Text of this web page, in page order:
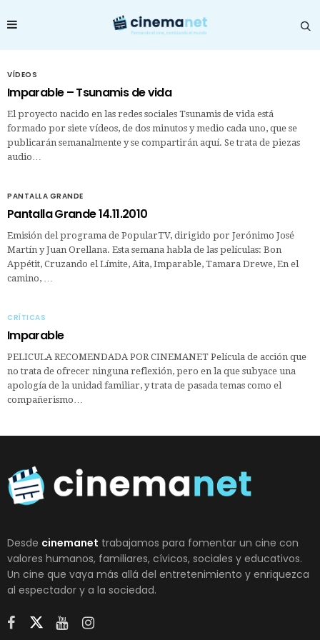
VÍDEOS
Imparable – Tsunamis de vida
El proyecto nacido en las redes sociales Tsunamis de vida está
formado por siete vídeos, de dos minutos y medio cada uno, que se
publicarán semanalmente y se compartirán aquí. Se trata de piezas
audio…
PANTALLA GRANDE
Pantalla Grande 14.11.2010
Emisión del programa de PopularTV, dirigido por Jerónimo José
Martín y Juan Orellana. Esta semana habla de las películas: Bon
Appétit, Cruzando el Límite, Aita, Imparable, Tamara Drewe, En el
camino, …
CRÍTICAS
Imparable
PELICULA RECOMENDADA POR CINEMANET Película de acción que
no trata de ofrecer ninguna reflexión, pero en la que subyace una
apología de la unidad familiar, y trata de pasada temas como el
compañerismo…
Desde cinemanet trabajamos para fomentar un cine con
valores humanos, familiares, cívicos, sociales y educativos.
Un cine que vaya más allá del entretenimiento y enriquezca
al espectador y a la sociedad.